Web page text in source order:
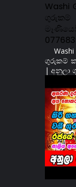
Washi
ගුරුකම්
ගුරුකම්
| අනුලා